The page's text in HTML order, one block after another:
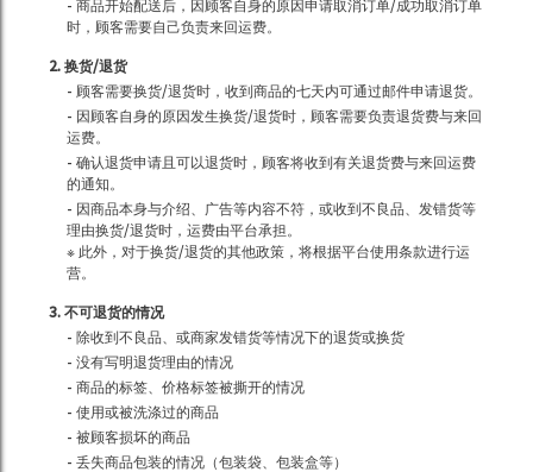
- 商品开始配送后，因顾客自身的原因申请取消订单/成功取消订单
时，顾客需要自己负责来回运费。
2. 换货/退货
- 顾客需要换货/退货时，收到商品的七天内可通过邮件申请退货。
- 因顾客自身的原因发生换货/退货时，顾客需要负责退货费与来回
运费。
- 确认退货申请且可以退货时，顾客将收到有关退货费与来回运费
的通知。
- 因商品本身与介绍、广告等内容不符，或收到不良品、发错货等
理由换货/退货时，运费由平台承担。
※ 此外，对于换货/退货的其他政策，将根据平台使用条款进行运
营。
3. 不可退货的情况
- 除收到不良品、或商家发错货等情况下的退货或换货
- 没有写明退货理由的情况
- 商品的标签、价格标签被撕开的情况
- 使用或被洗涤过的商品
- 被顾客损坏的商品
- 丢失商品包装的情况（包装袋、包装盒等）